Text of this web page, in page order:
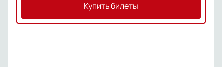
Купить билеты